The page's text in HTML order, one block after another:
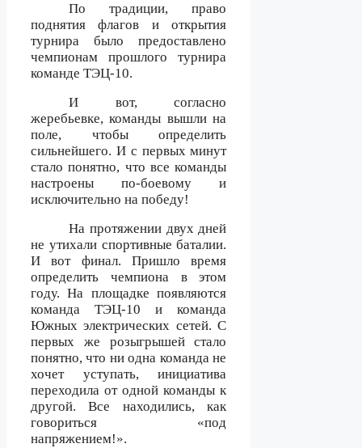
По традиции, право
поднятия флагов и открытия
турнира было предоставлено
чемпионам прошлого турнира
команде ТЭЦ-10.
И вот, согласно
жеребьевке, команды вышли на
поле, чтобы определить
сильнейшего. И с первых минут
стало понятно, что все команды
настроены по-боевому и
исключительно на победу!
На протяжении двух дней
не утихали спортивные баталии.
И вот финал. Пришло время
определить чемпиона в этом
году. На площадке появляются
команда ТЭЦ-10 и команда
Южных электрических сетей. С
первых же розыгрышей стало
понятно, что ни одна команда не
хочет уступать, инициатива
переходила от одной команды к
другой. Все находились, как
говориться «под
напряжением!».